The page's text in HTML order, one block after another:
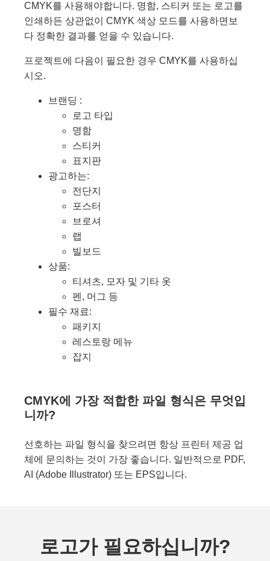
CMYK를 사용해야합니다. 명함, 스티커 또는 로고를
인쇄하든 상관없이 CMYK 색상 모드를 사용하면보
다 정확한 결과를 얻을 수 있습니다.
프로젝트에 다음이 필요한 경우 CMYK를 사용하십
시오.
브랜딩 :
로고 타입
명함
스티커
표지판
광고하는:
전단지
포스터
브로셔
랩
빌보드
상품:
티셔츠, 모자 및 기타 옷
펜, 머그 등
필수 재료:
패키지
레스토랑 메뉴
잡지
CMYK에 가장 적합한 파일 형식은 무엇입
니까?
선호하는 파일 형식을 찾으려면 항상 프린터 제공 업
체에 문의하는 것이 가장 좋습니다. 일반적으로 PDF,
AI (Adobe Illustrator) 또는 EPS입니다.
로고가 필요하십니까?